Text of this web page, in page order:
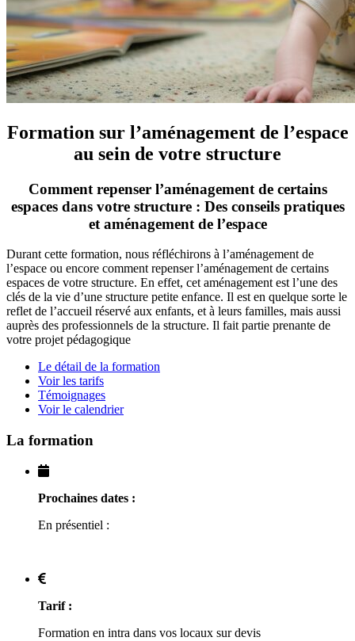
Formation sur l’aménagement de l’espace
au sein de votre structure
Comment repenser l’aménagement de certains
espaces dans votre structure : Des conseils pratiques
et aménagement de l’espace
Durant cette formation, nous réfléchirons à l’aménagement de
l’espace ou encore comment repenser l’aménagement de certains
espaces de votre structure. En effet, cet aménagement est l’une des
clés de la vie d’une structure petite enfance. Il est en quelque sorte le
reflet de l’accueil réservé aux enfants, et à leurs familles, mais aussi
auprès des professionnels de la structure. Il fait partie prenante de
votre projet pédagogique
Le détail de la formation
Voir les tarifs
Témoignages
Voir le calendrier
La formation
Prochaines dates :
En présentiel :
Tarif :
Formation en intra dans vos locaux sur devis